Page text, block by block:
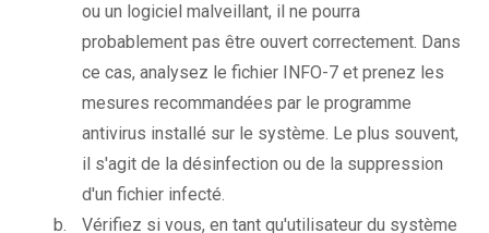
ou un logiciel malveillant, il ne pourra
probablement pas être ouvert correctement. Dans
ce cas, analysez le fichier INFO-7 et prenez les
mesures recommandées par le programme
antivirus installé sur le système. Le plus souvent,
il s'agit de la désinfection ou de la suppression
d'un fichier infecté.
Vérifiez si vous, en tant qu'utilisateur du système